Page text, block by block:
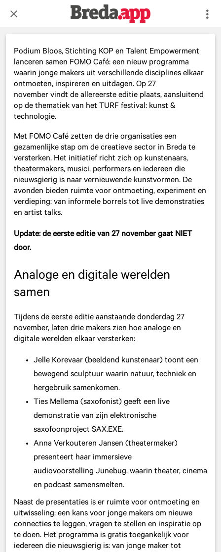
Podium Bloos, Stichting KOP en Talent Empowerment
lanceren samen FOMO Café: een nieuw programma
waarin jonge makers uit verschillende disciplines elkaar
ontmoeten, inspireren en uitdagen. Op 27
november vindt de allereerste editie plaats, aansluitend
op de thematiek van het TURF festival: kunst &
technologie.
Met FOMO Café zetten de drie organisaties een
gezamenlijke stap om de creatieve sector in Breda te
versterken. Het initiatief richt zich op kunstenaars,
theatermakers, musici, performers en iedereen die
nieuwsgierig is naar vernieuwende kunstvormen. De
avonden bieden ruimte voor ontmoeting, experiment en
verdieping: van informele borrels tot live demonstraties
en artist talks.
Update: de eerste editie van 27 november gaat NIET
door.
Analoge en digitale werelden
samen
Tijdens de eerste editie aanstaande donderdag 27
november, laten drie makers zien hoe analoge en
digitale werelden elkaar versterken:
Jelle Korevaar (beeldend kunstenaar) toont een
bewegend sculptuur waarin natuur, techniek en
hergebruik samenkomen.
Ties Mellema (saxofonist) geeft een live
demonstratie van zijn elektronische
saxofoonproject SAX.EXE.
Anna Verkouteren Jansen (theatermaker)
presenteert haar immersieve
audiovoorstelling Junebug, waarin theater, cinema
en podcast samensmelten.
Naast de presentaties is er ruimte voor ontmoeting en
uitwisseling: een kans voor jonge makers om nieuwe
connecties te leggen, vragen te stellen en inspiratie op
te doen. Het programma is gratis toegankelijk voor
iedereen die nieuwsgierig is: van jonge maker tot